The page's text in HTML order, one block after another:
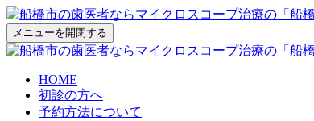
メニューを開閉する
HOME
初診の方へ
予約方法について